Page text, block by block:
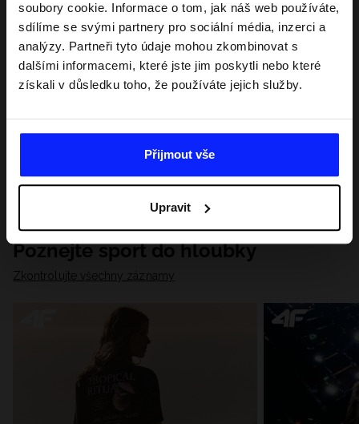
soubory cookie. Informace o tom, jak náš web používáte,
sdílíme se svými partnery pro sociální média, inzerci a
analýzy. Partneři tyto údaje mohou zkombinovat s
dalšími informacemi, které jste jim poskytli nebo které
získali v důsledku toho, že používáte jejich služby.
Přijmout vše
Upravit
Poznejte sport do hloubky
Zkontrolujte všechny záznamy